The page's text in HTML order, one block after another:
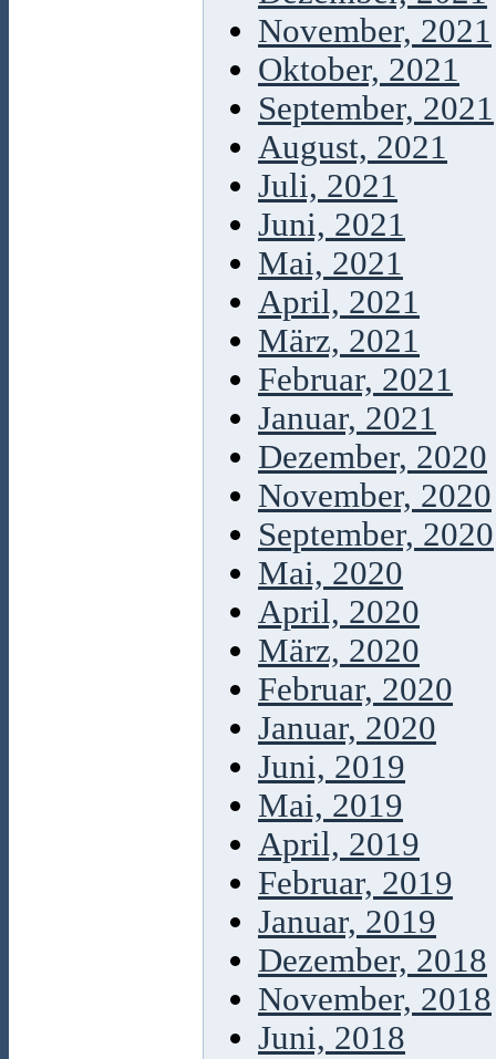
November, 2021
Oktober, 2021
September, 2021
August, 2021
Juli, 2021
Juni, 2021
Mai, 2021
April, 2021
März, 2021
Februar, 2021
Januar, 2021
Dezember, 2020
November, 2020
September, 2020
Mai, 2020
April, 2020
März, 2020
Februar, 2020
Januar, 2020
Juni, 2019
Mai, 2019
April, 2019
Februar, 2019
Januar, 2019
Dezember, 2018
November, 2018
Juni, 2018